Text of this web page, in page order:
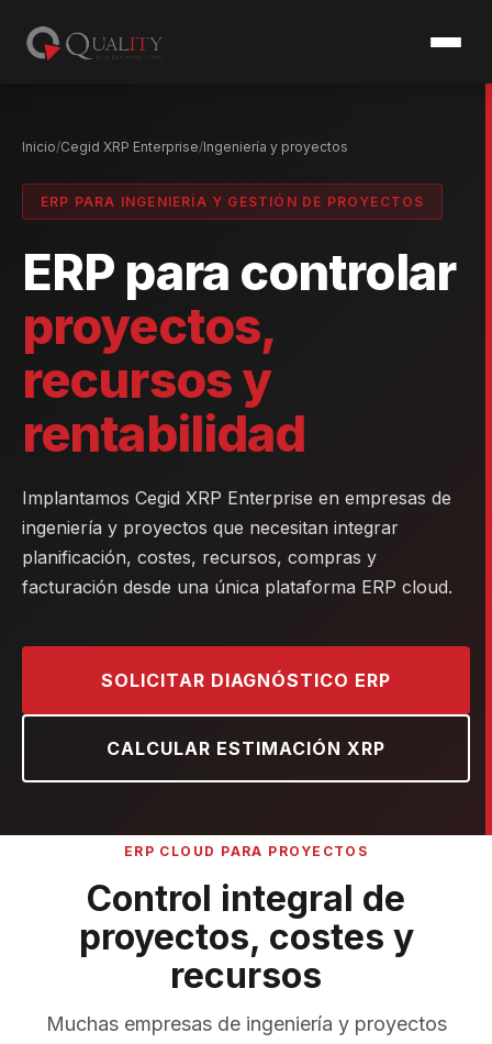
Inicio Cegid XRP Enterprise Ingeniería y proyectos
ERP PARA INGENIERÍA Y GESTIÓN DE PROYECTOS
ERP para controlar
proyectos,
recursos y
rentabilidad
Implantamos Cegid XRP Enterprise en empresas de
ingeniería y proyectos que necesitan integrar
planificación, costes, recursos, compras y
facturación desde una única plataforma ERP cloud.
SOLICITAR DIAGNÓSTICO ERP
CALCULAR ESTIMACIÓN XRP
ERP CLOUD PARA PROYECTOS
Control integral de
proyectos, costes y
recursos
Muchas empresas de ingeniería y proyectos